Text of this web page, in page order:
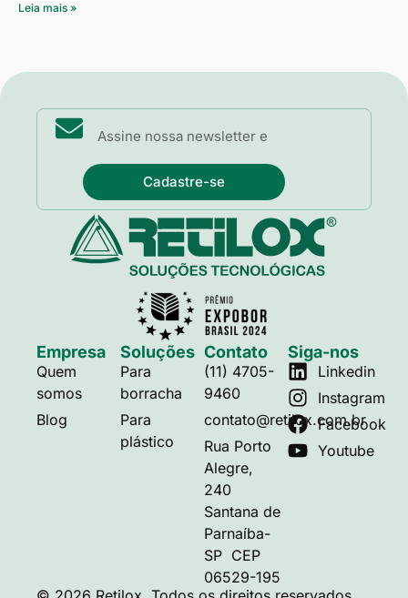
Leia mais »
Cadastre-se
Empresa
Quem
somos
Blog
Soluções
Para
borracha
Para
plástico
Contato
(11) 4705-
9460
contato@retilox.com.br
Rua Porto
Alegre,
240
Santana de
Parnaíba-
SP CEP
06529-195
Siga-nos
Linkedin
Instagram
Facebook
Youtube